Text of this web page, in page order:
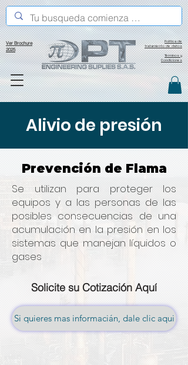
Política de
tratamiento de datos
Ver Brochure
2025
Términos y
Condiciones
Alivio de presión
Prevención de Flama
Se utilizan para proteger los
equipos y a las personas de las
posibles consecuencias de una
acumulación en la presión en los
sistemas que manejan líquidos o
gases
Solicite su Cotización Aquí
Si quieres mas informacián, dale clic aqui